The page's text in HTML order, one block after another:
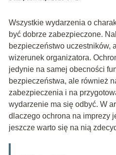
Wszystkie wydarzenia o
być dobrze zabezpieczone.
bezpieczeństwo uczestników,
wizerunek organizatora.
jedynie na samej obecności
bezpieczeństwa, ale również
zabezpieczenia i na
wydarzenie ma się odbyć. W
dlaczego ochrona na imprezy
jeszcze warto się na nią